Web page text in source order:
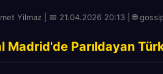
Yilmaz | 📅 21.04.2026 20:13 | 🌐
Madrid'de Parıldayan Türk